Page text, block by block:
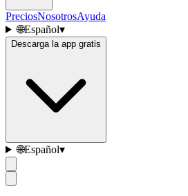
PreciosNosotrosAyuda
🌐Español▾
Descarga la app gratis
🌐Español▾